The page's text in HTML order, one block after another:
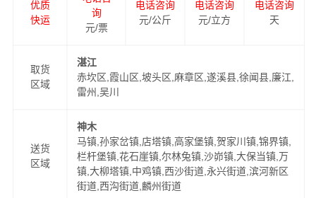
优质
快运
询
元/票
电话咨询
元/公斤
电话咨询
元/立方
电话咨询
天
取货
区域
湛江
赤坎区,霞山区,坡头区,麻章区,遂溪县,徐闻县,廉江,
雷州,吴川
送货
区域
神木
马镇,孙家岔镇,店塔镇,高家堡镇,贺家川镇,锦界镇,
栏杆堡镇,花石崖镇,尔林兔镇,沙峁镇,大保当镇,万
镇,大柳塔镇,中鸡镇,西沙街道,永兴街道,滨河新区
街道,西沟街道,麟州街道